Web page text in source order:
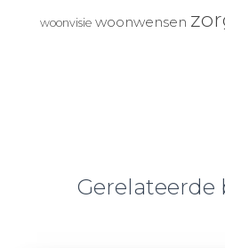
woonvisie woonwensen
Gerelateerde